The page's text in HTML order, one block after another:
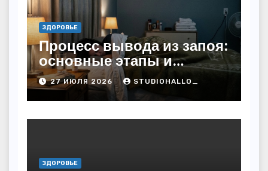
ЗДОРОВЬЕ
Процесс вывода из запоя:
основные этапы и
методы
27 ИЮЛЯ 2026 STUDIOHALLO_
ЗДОРОВЬЕ